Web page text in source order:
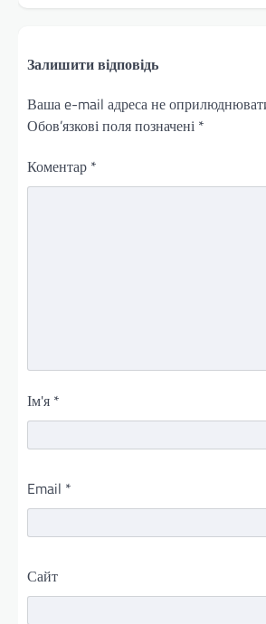
Залишити відповідь
Ваша e-mail адреса не
Обов’язкові поля позначені *
Коментар *
Ім'я *
Email *
Сайт